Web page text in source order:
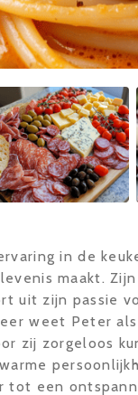
in de
maakt.
uit zijn passie
weet Peter
zij zorgeloos
tot een